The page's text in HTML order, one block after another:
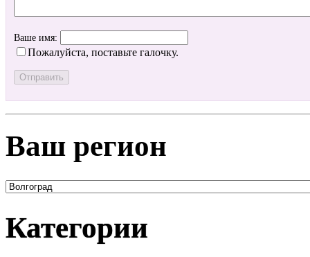
Ваше имя:
Пожалуйста, поставьте галочку.
Ваш регион
Категории